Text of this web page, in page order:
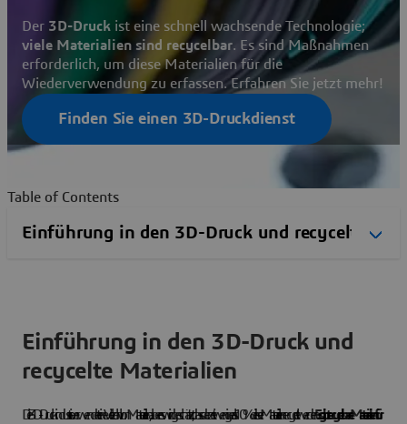
Der 3D-Druck ist eine schnell wachsende Technologie;
viele Materialien sind recycelbar. Es sind Maßnahmen
erforderlich, um diese Materialien für die
Wiederverwendung zu erfassen. Erfahren Sie jetzt mehr!
Finden Sie einen 3D-Druckdienst
Table of Contents
Einführung in den 3D-Druck und
recycelte Materialien
Die 3D-Druckindustrie verwendet eine Vielzahl von Materialien, aber es wird geschätzt, dass derzeit weniger als 10 % dieser Materialien recycelt werden.Es gibt recycelbare Materialien für